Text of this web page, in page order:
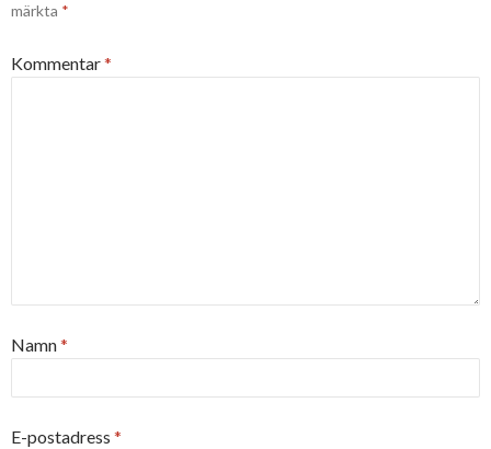
märkta *
Kommentar*
Namn*
E-postadress *